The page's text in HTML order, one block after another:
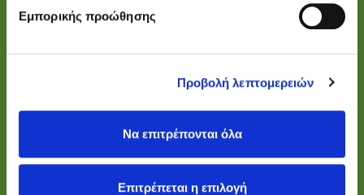
Εμπορικής προώθησης
Προβολή λεπτομερειών
Να επιτρέπονται όλα
Επιτρέπεται η επιλογή
Διεύθυνση:Νικολάου Μιλήση 3, Παλλήνη, Τ.Κ. 15351
Τηλέφωνο: +30 210 66 66 117
dimotiko@impanagiotopoulos.gr
lykeio@impanagiotopoulos.gr
ethopal@impanagiotopoulos.gr